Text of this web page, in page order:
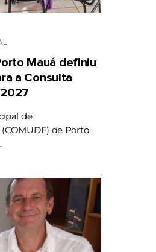
Mauá definiu
a Consulta
de
de Porto